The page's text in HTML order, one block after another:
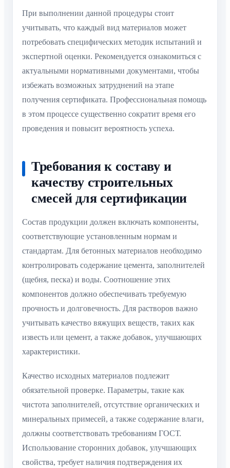
При выполнении данной процедуры стоит
учитывать, что каждый вид материалов может
потребовать специфических методик испытаний и
экспертной оценки. Рекомендуется ознакомиться с
актуальными нормативными документами, чтобы
избежать возможных затруднений на этапе
получения сертификата. Профессиональная помощь
в этом процессе существенно сократит время его
проведения и повысит вероятность успеха.
Требования к составу и
качеству строительных
смесей для сертификации
Состав продукции должен включать компоненты,
соответствующие установленным нормам и
стандартам. Для бетонных материалов необходимо
контролировать содержание цемента, заполнителей
(щебня, песка) и воды. Соотношение этих
компонентов должно обеспечивать требуемую
прочность и долговечность. Для растворов важно
учитывать качество вяжущих веществ, таких как
известь или цемент, а также добавок, улучшающих
характеристики.
Качество исходных материалов подлежит
обязательной проверке. Параметры, такие как
чистота заполнителей, отсутствие органических и
минеральных примесей, а также содержание влаги,
должны соответствовать требованиям ГОСТ.
Использование сторонних добавок, улучшающих
свойства, требует наличия подтверждения их